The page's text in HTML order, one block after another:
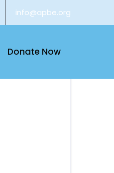
info@apbe.org
Donate Now